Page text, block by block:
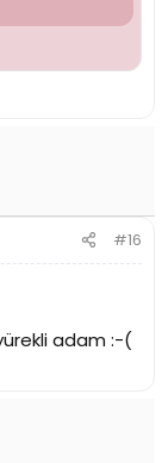
#16
adam :-(